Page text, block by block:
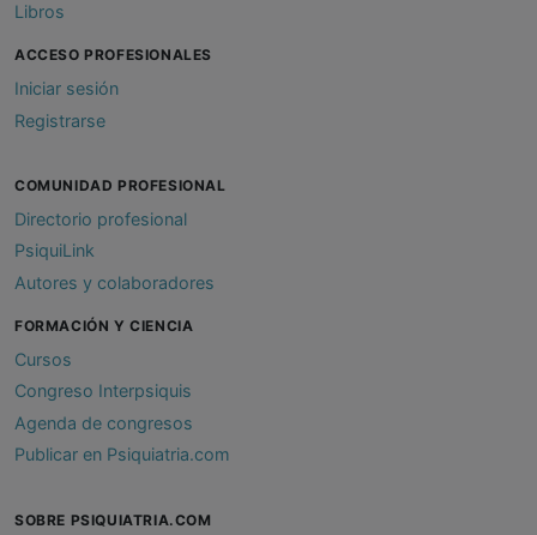
Libros
ACCESO PROFESIONALES
Iniciar sesión
Registrarse
COMUNIDAD PROFESIONAL
Directorio profesional
PsiquiLink
Autores y colaboradores
FORMACIÓN Y CIENCIA
Cursos
Congreso Interpsiquis
Agenda de congresos
Publicar en Psiquiatria.com
SOBRE PSIQUIATRIA.COM